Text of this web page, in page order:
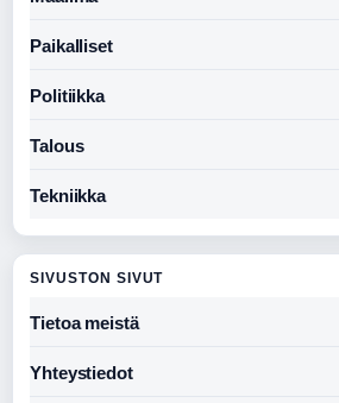
Paikalliset
Politiikka
Talous
Tekniikka
SIVUSTON SIVUT
Tietoa meistä
Yhteystiedot